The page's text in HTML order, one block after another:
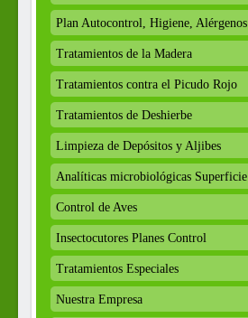
Plan Autocontrol, Higiene, Alérgenos
Tratamientos de la Madera
Tratamientos contra el Picudo Rojo
Tratamientos de Deshierbe
Limpieza de Depósitos y Aljibes
Analíticas microbiológicas Superficie
Control de Aves
Insectocutores Planes Control
Tratamientos Especiales
Nuestra Empresa